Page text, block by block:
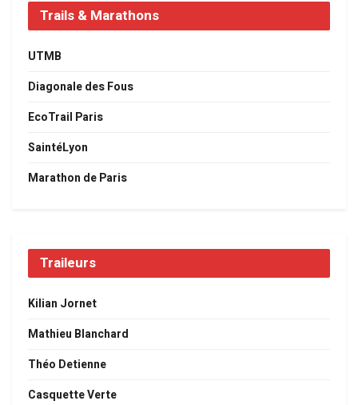
Trails & Marathons
UTMB
Diagonale des Fous
EcoTrail Paris
SaintéLyon
Marathon de Paris
Traileurs
Kilian Jornet
Mathieu Blanchard
Théo Detienne
Casquette Verte